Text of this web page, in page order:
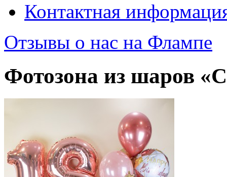
Контактная
Отзывы о нас на Флампе
Фотозона из шаров